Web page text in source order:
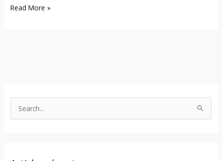
Read More »